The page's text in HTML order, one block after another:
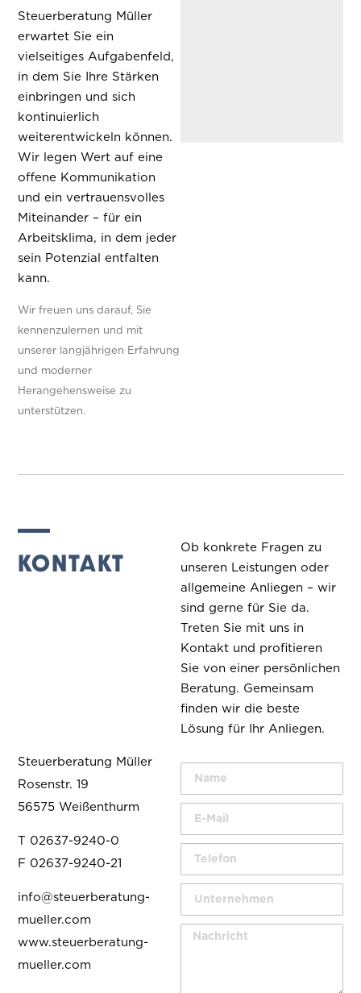
Steuerberatung Müller
erwartet Sie ein
vielseitiges Aufgabenfeld,
in dem Sie Ihre Stärken
einbringen und sich
kontinuierlich
weiterentwickeln können.
Wir legen Wert auf eine
offene Kommunikation
und ein vertrauensvolles
Miteinander – für ein
Arbeitsklima, in dem jeder
sein Potenzial entfalten
kann.
Wir freuen uns darauf, Sie
kennenzulernen und mit
unserer langjährigen Erfahrung
und moderner
Herangehensweise zu
unterstützen.
KONTAKT
Ob konkrete Fragen zu
unseren Leistungen oder
allgemeine Anliegen – wir
sind gerne für Sie da.
Treten Sie mit uns in
Kontakt und profitieren
Sie von einer persönlichen
Beratung. Gemeinsam
finden wir die beste
Lösung für Ihr Anliegen.
Steuerberatung Müller
Rosenstr. 19
56575 Weißenthurm
T 02637-9240-0
F 02637-9240-21
info@steuerberatung-
mueller.com
www.steuerberatung-
mueller.com